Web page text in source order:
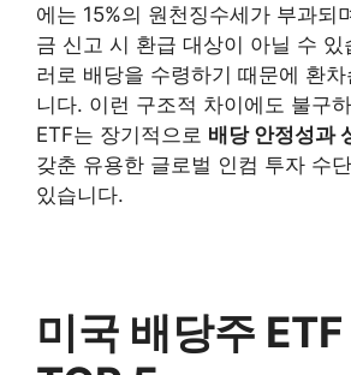
에는 15%의 원천징수세가 부과되
금 신고 시 환급 대상이 아닐 수
러로 배당을 수령하기 때문에 환
니다. 이런 구조적 차이에도 불구
ETF는 장기적으로 배당 안정성과
갖춘 유용한 글로벌 인컴 투자 수
있습니다.
미국 배당주